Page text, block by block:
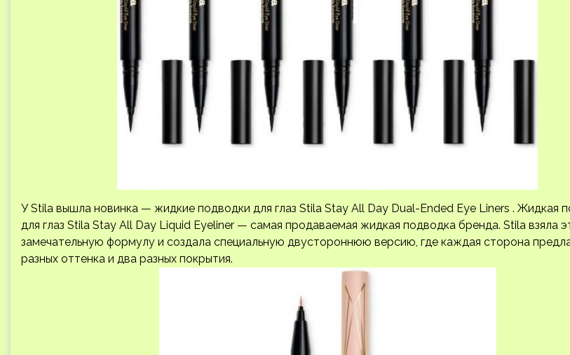
У Stila вышла новинка — жидкие подводки для глаз Stila Stay All Day Dual-Ended Eye Liners . Жидкая
для глаз Stila Stay All Day Liquid Eyeliner — самая продаваемая жидкая подводка бренда. Stila взяла
замечательную формулу и создала специальную двустороннюю версию, где каждая сторона
разных оттенка и два разных покрытия.